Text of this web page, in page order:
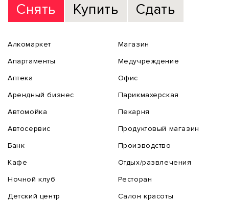
Снять
Купить Сдать
Алкомаркет
Апартаменты
Аптека
Арендный бизнес
Автомойка
Автосервис
Банк
Кафе
Ночной клуб
Детский центр
Магазин
Медучреждение
Офис
Парикмахерская
Пекарня
Продуктовый магазин
Производство
Отдых/развлечения
Ресторан
Салон красоты